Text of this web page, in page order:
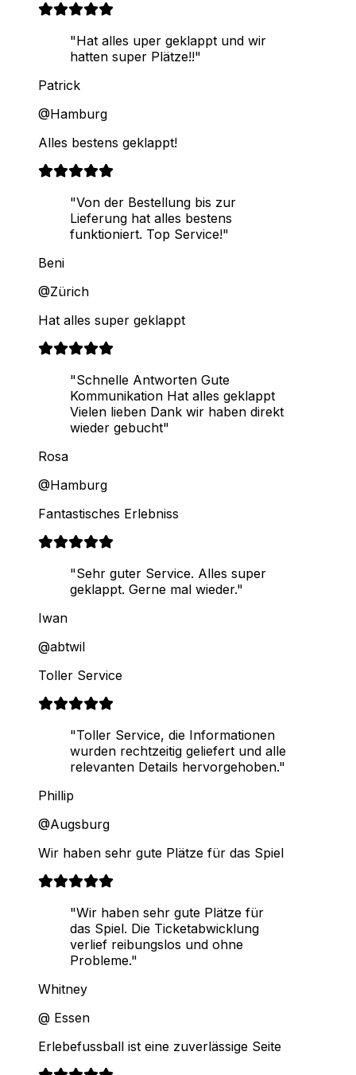
"Hat alles uper geklappt und wir
hatten super Plätze!!"
Patrick
@Hamburg
Alles bestens geklappt!
"Von der Bestellung bis zur
Lieferung hat alles bestens
funktioniert. Top Service!"
Beni
@Zürich
Hat alles super geklappt
"Schnelle Antworten Gute
Kommunikation Hat alles geklappt
Vielen lieben Dank wir haben direkt
wieder gebucht"
Rosa
@Hamburg
Fantastisches Erlebniss
"Sehr guter Service. Alles super
geklappt. Gerne mal wieder."
Iwan
@abtwil
Toller Service
"Toller Service, die Informationen
wurden rechtzeitig geliefert und alle
relevanten Details hervorgehoben."
Phillip
@Augsburg
Wir haben sehr gute Plätze für das Spiel
"Wir haben sehr gute Plätze für
das Spiel. Die Ticketabwicklung
verlief reibungslos und ohne
Probleme."
Whitney
@ Essen
Erlebefussball ist eine zuverlässige Seite